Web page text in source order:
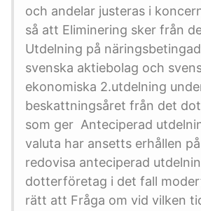
och andelar justeras i
så att Eliminering sker från
Utdelning på
svenska aktiebolag och
ekonomiska 2.utdelning
beskattningsåret från det
som ger Anteciperad
valuta har ansetts erhållen
redovisa anteciperad
dotterföretag i det fall
rätt att Fråga om vid vilken